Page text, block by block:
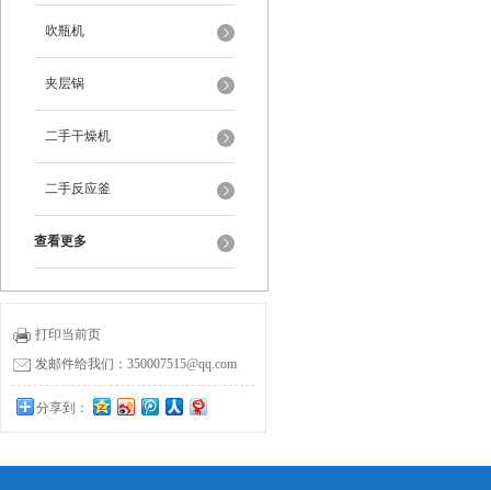
吹瓶机
夹层锅
二手干燥机
二手反应釜
查看更多
打印当前页
发邮件给我们：350007515@qq.com
分享到：